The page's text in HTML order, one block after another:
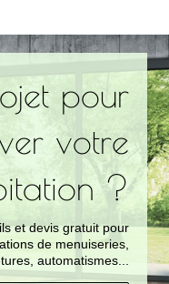
pour
votre
?
et devis gratuit pour
de menuiseries,
automatismes...